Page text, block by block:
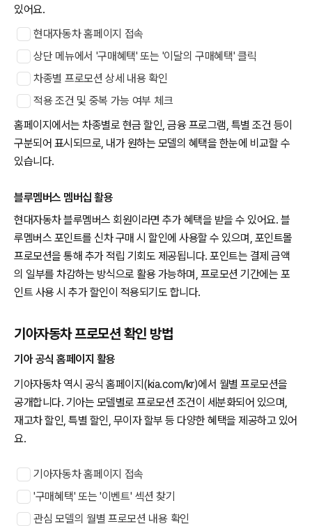
있어요.
현대자동차 홈페이지 접속
상단 메뉴에서 '구매혜택' 또는 '이달의 구매혜택' 클릭
차종별 프로모션 상세 내용 확인
적용 조건 및 중복 가능 여부 체크
홈페이지에서는 차종별로 현금 할인, 금융 프로그램, 특별 조건 등이
구분되어 표시되므로, 내가 원하는 모델의 혜택을 한눈에 비교할 수
있습니다.
블루멤버스 멤버십 활용
현대자동차 블루멤버스 회원이라면 추가 혜택을 받을 수 있어요. 블
루멤버스 포인트를 신차 구매 시 할인에 사용할 수 있으며, 포인트몰
프로모션을 통해 추가 적립 기회도 제공됩니다. 포인트는 결제 금액
의 일부를 차감하는 방식으로 활용 가능하며, 프로모션 기간에는 포
인트 사용 시 추가 할인이 적용되기도 합니다.
기아자동차 프로모션 확인 방법
기아 공식 홈페이지 활용
기아자동차 역시 공식 홈페이지(kia.com/kr)에서 월별 프로모션을
공개합니다. 기아는 모델별로 프로모션 조건이 세분화되어 있으며,
재고차 할인, 특별 할인, 무이자 할부 등 다양한 혜택을 제공하고 있어
요.
기아자동차 홈페이지 접속
'구매혜택' 또는 '이벤트' 섹션 찾기
관심 모델의 월별 프로모션 내용 확인